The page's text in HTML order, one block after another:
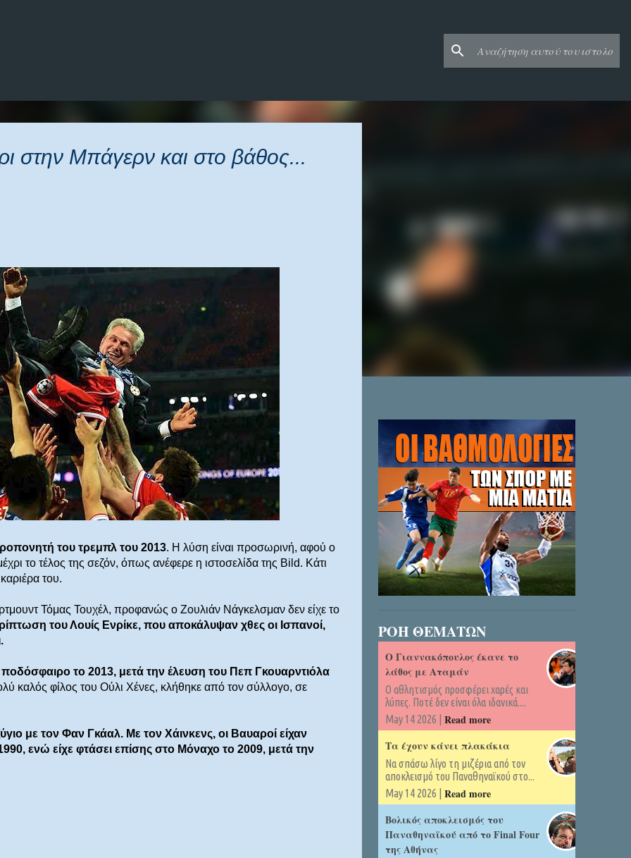
στην Μπάγερν και στο βάθος...
του τρεμπλ του 2013. Η λύση είναι προσωρινή, αφού ο
το τέλος της σεζόν, όπως ανέφερε η ιστοσελίδα της Bild. Κάτι
του.
Τόμας Τουχέλ, προφανώς ο Ζουλιάν Νάγκελσμαν δεν είχε το
του Λουίς Ενρίκε, που αποκάλυψαν χθες οι Ισπανοί,
ποδόσφαιρο το 2013, μετά την έλευση του Πεπ Γκουαρντιόλα
καλός φίλος του Ούλι Χένες, κλήθηκε από τον σύλλογο, σε
με τον Φαν Γκάαλ. Με τον Χάινκενς, οι Βαυαροί είχαν
ενώ είχε φτάσει επίσης στο Μόναχο το 2009, μετά την
ΡΟΗ ΘΕΜΑΤΩΝ
Ο Γιαννακόπουλος έκανε το
λάθος με Αταμάν
Ο αθλητισμός προσφέρει χαρές και
λύπες. Ποτέ δεν είναι όλα ιδανικά....
May 14 2026 | Read more
Τα έχουν κάνει πλακάκια
Να σπάσω λίγο τη μιζέρια από τον
αποκλεισμό του Παναθηναϊκού στο...
May 14 2026 | Read more
Βολικός αποκλεισμός του
Παναθηναϊκού από το Final Four
της Αθήνας